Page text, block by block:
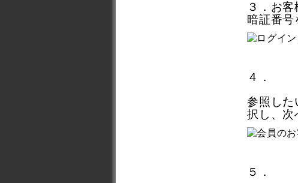
３．お
暗証番号
４．
参照した
択し、次
５．